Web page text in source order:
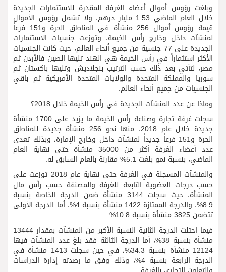
وبلغت رؤوس أموال أعضاء الغرفة المقدرة للاستثمارات الجديدة
خلال العام الماضي 1.53 مليار درهم، ولا تشمل رؤوس الأموال
قيمة رؤوس أموال 256 منشأة في المناطق الحرة و151 فرعاً
لمنشآت داخل وخارج رأس الخيمة، وتوزعت جنسيات الاستثمارات
الجديدة على 77 جنسية من جميع أنحاء العالم، حيث كانت الجنسيات
الأكثر استثماراً في رأس الخيمة هي الهند تليها الصين فالأردن ثم
مصر، لتأتي بعد ذلك حسب الترتيب بنجلاديش وتليها باكستان ثم
سوريا والمملكة المتحدة والولايات المتحدة الأمريكية ثم باقي
الجنسيات من جميع أنحاء العالم.
وماذا عن عدد المنشآت الجديدة في رأس الخيمة خلال 2018؟
سجلت غرفة تجارة وصناعة رأس الخيمة ما يزيد على 1700 منشأة
جديدة خلال عام 2018، منها نحو 256 منشأة جديدة للمناطق
الحرة و151 فرعاً جديداً لمنشآت داخل وخارج الإمارة، وبذلك تعدى
عدد أعضاء الغرفة أكثر من 35000 منشأة حتى نهاية العام
الماضي، بنسبة نمو بلغت 5.1% مقارنة بالعام السابق له.
والمنشآت المسجلة في الغرفة حتى نهاية عام 2018 توزعت على
حسب درجات العضوية التابعة للغرفة والمصنفة حسب رأس مال
المنشأة، حيث سجلت 3144 منشأة ضمن الدرجة الخاصة بنسبة
8.9%، والدرجة الممتازة 1422 منشأة بنسبة 4%، أما الدرجة الأولى
تتضمن 3825 منشأة بنسبة 10.8%.
فيما احتلت الدرجة الثانية النسبة الأكبر من المنشآت بمقدار 13444
منشأة بنسبة 38%، أما الدرجة الثالثة فقد بلغ عدد المنشآت فيها
12124 منشأة بنسبة 34.3%، في حين سجلت 1413 منشأة في
الدرجة الرابعة بنسبة 4%، وذلك وفق ما رصدته إدارة الدراسات